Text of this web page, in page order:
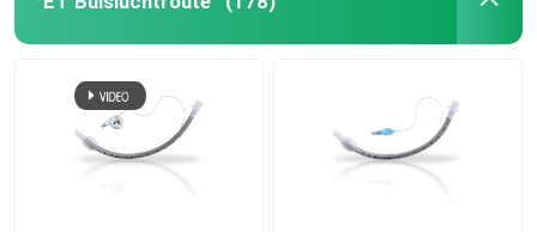
De Monitor van de luchtroutedruk